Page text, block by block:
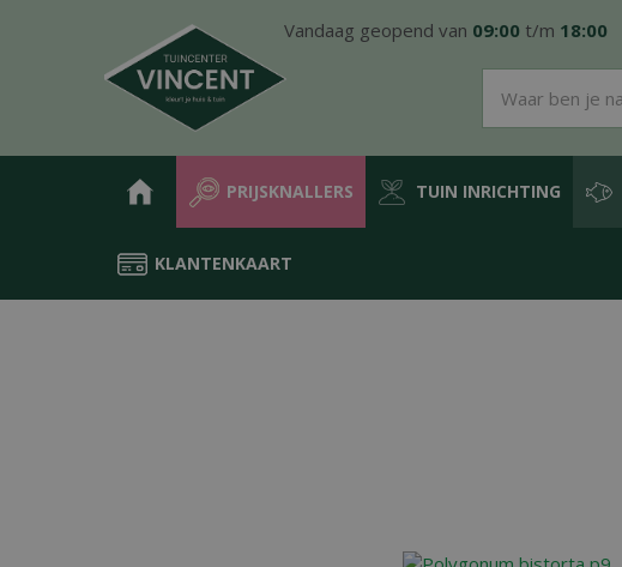
Home Producten Water in de tuin
Vandaag geopend van 09:00 t/m 18:00
PRIJSKNALLERS TUIN INRICHTING
KLANTENKAART